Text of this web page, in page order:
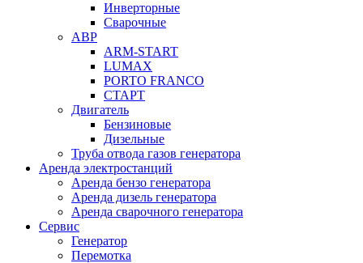
Инверторные
Сварочные
АВР
ARM-START
LUMAX
PORTO FRANCO
СТАРТ
Двигатель
Бензиновые
Дизельные
Труба отвода газов генератора
Аренда электростанций
Аренда бензо генератора
Аренда дизель генератора
Аренда сварочного генератора
Сервис
Генератор
Перемотка